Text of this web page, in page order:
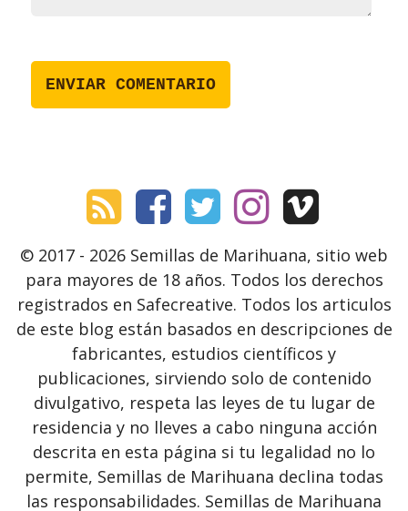
© 2017 - 2026 Semillas de Marihuana, sitio web
para mayores de 18 años. Todos los derechos
registrados en Safecreative. Todos los articulos
de este blog están basados en descripciones de
fabricantes, estudios científicos y
publicaciones, sirviendo solo de contenido
divulgativo, respeta las leyes de tu lugar de
residencia y no lleves a cabo ninguna acción
descrita en esta página si tu legalidad no lo
permite, Semillas de Marihuana declina todas
las responsabilidades. Semillas de Marihuana